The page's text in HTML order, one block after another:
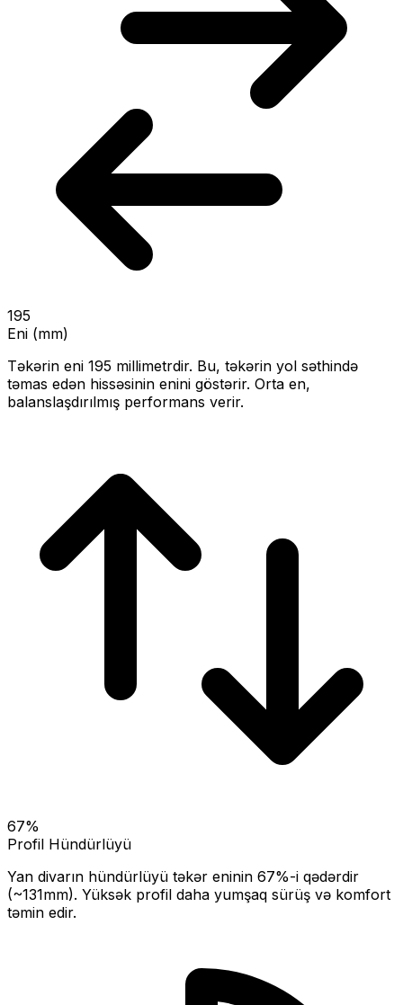
195
Eni (mm)
Təkərin eni 195 millimetrdir. Bu, təkərin yol səthində
təmas edən hissəsinin enini göstərir. Orta en,
balanslaşdırılmış performans verir.
67%
Profil Hündürlüyü
Yan divarın hündürlüyü təkər eninin 67%-i qədərdir
(~131mm). Yüksək profil daha yumşaq sürüş və komfort
təmin edir.